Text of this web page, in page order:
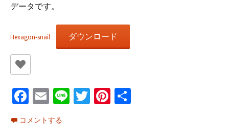
データです。
Hexagon-snail ダウンロード
Fa
ce
b
E
m
ai
Li T
Pi
コメントする